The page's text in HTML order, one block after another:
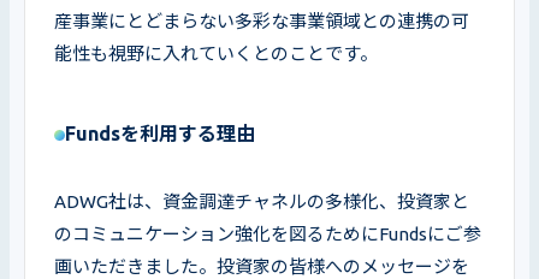
産事業にとどまらない多彩な事業領域との連携の可
能性も視野に入れていくとのことです。
Fundsを利用する理由
ADWG社は、資金調達チャネルの多様化、投資家と
のコミュニケーション強化を図るためにFundsにご参
画いただきました。投資家の皆様へのメッセージを